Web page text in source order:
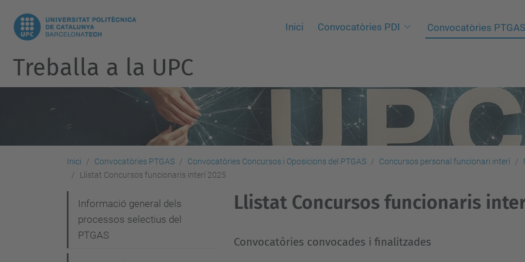
Inici Convocatòries PDI Convocatòries PTGAS
Treballa a la UPC
Inici Convocatòries PTGAS Convocatòries Concursos i Oposicions del PTGAS Concursos personal funcionari interí
Llistat Concursos funcionaris interí 2025
Llistat Concursos funcionaris
Convocatòries convocades i finalitzades
v
Informació general dels
processos selectius del
PTGAS